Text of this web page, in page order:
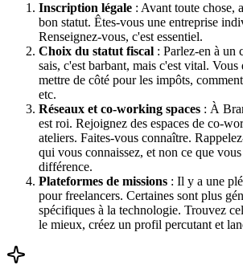
Inscription légale : Avant toute chose,
bon statut. Êtes-vous une entreprise
Renseignez-vous, c'est essentiel.
Choix du statut fiscal : Parlez-en à un
sais, c'est barbant, mais c'est vital.
mettre de côté pour les impôts,
etc.
Réseaux et co-working spaces : À
est roi. Rejoignez des espaces de co-
ateliers. Faites-vous connaître.
qui vous connaissez, et non ce que
différence.
Plateformes de missions : Il y a une
pour freelancers. Certaines sont plus
spécifiques à la technologie. Trouvez
le mieux, créez un profil percutant et